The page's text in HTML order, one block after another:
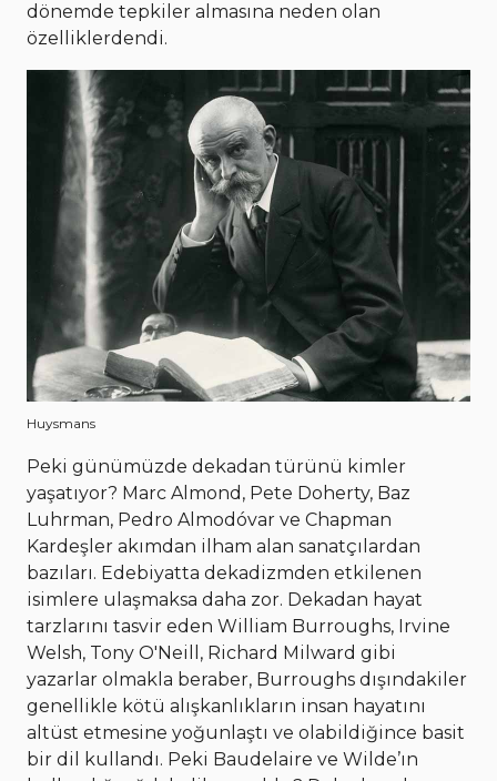
dönemde tepkiler almasına neden olan
özelliklerdendi.
Huysmans
Peki günümüzde dekadan türünü kimler
yaşatıyor? Marc Almond, Pete Doherty, Baz
Luhrman, Pedro Almodóvar ve Chapman
Kardeşler akımdan ilham alan sanatçılardan
bazıları. Edebiyatta dekadizmden etkilenen
isimlere ulaşmaksa daha zor. Dekadan hayat
tarzlarını tasvir eden William Burroughs, Irvine
Welsh, Tony O'Neill, Richard Milward gibi
yazarlar olmakla beraber, Burroughs dışındakiler
genellikle kötü alışkanlıkların insan hayatını
altüst etmesine yoğunlaştı ve olabildiğince basit
bir dil kullandı. Peki Baudelaire ve Wilde’ın